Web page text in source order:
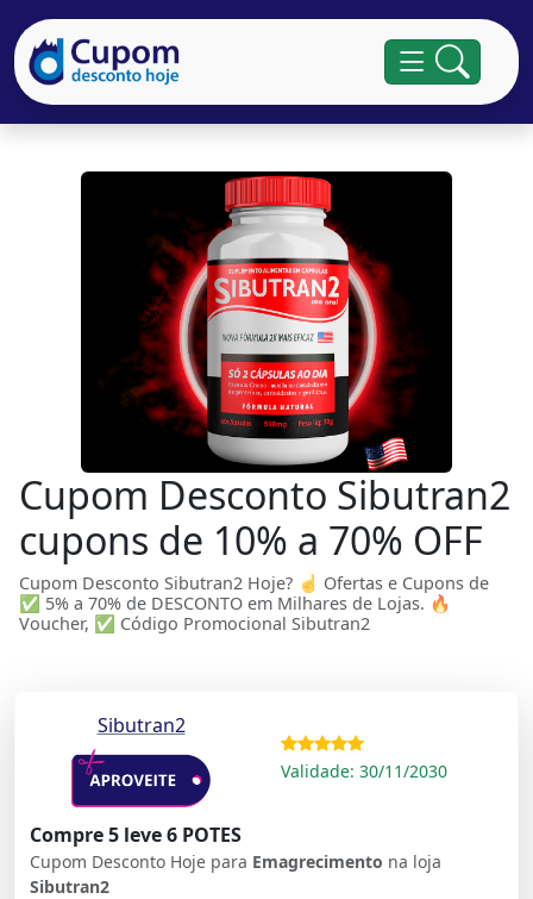
Cupom Desconto Sibutran2
cupons de 10% a 70% OFF
Cupom Desconto Sibutran2 Hoje? ☝ Ofertas e Cupons de
✅ 5% a 70% de DESCONTO em Milhares de Lojas. 🔥
Voucher, ✅ Código Promocional Sibutran2
Sibutran2
Validade: 30/11/2030
Compre 5 leve 6 POTES
Cupom Desconto Hoje para Emagrecimento na loja
Sibutran2